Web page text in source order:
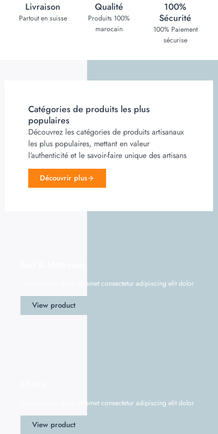
Livraison
Partout en suisse
Qualité
Produits 100%
marocain
100%
Sécurité
100% Paiement
sécurise
Catégories de produits les plus
populaires
Découvrez les catégories de produits artisanaux
les plus populaires, mettant en valeur
l’authenticité et le savoir-faire unique des artisans
Découvrir plus
Lorem ipsum dolor sit amet consectetur adipiscing elit dolor
View product
Lorem ipsum dolor sit amet consectetur adipiscing elit dolor
View product